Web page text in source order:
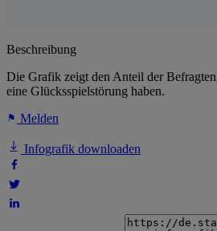
Beschreibung
Die Grafik zeigt den Anteil der
eine Glücksspielstörung haben.
Melden
Infografik downloaden